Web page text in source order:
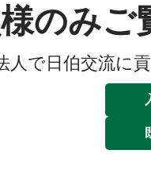
のみご
人で日伯交流に